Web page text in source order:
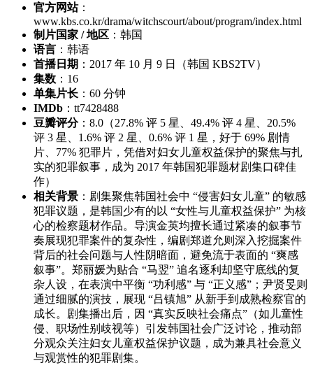
官方网站：
www.kbs.co.kr/drama/witchscourt/about/program/index.html
制片国家 / 地区 ：韩国
语言 ：韩语
首播日期 ：2017 年 10 月 9 日（韩国 KBS2TV）
集数 ：16
单集片长 ：60 分钟
IMDb ：tt7428488
豆瓣评分：8.0（27.8% 评 5 星、49.4% 评 4 星、20.5%
评 3 星、1.6% 评 2 星、0.6% 评 1 星，好于 69% 剧情
片、77% 犯罪片，凭借对妇女儿童权益保护的聚焦与扎
实的犯罪叙事，成为 2017 年韩国犯罪题材剧集口碑佳
作）
相关背景 ：剧集聚焦韩国社会中 “侵害妇女儿童” 的敏感
犯罪议题，是韩国少有的以 “女性与儿童权益保护” 为核
心的检察题材作品。导演金英均擅长通过紧凑的叙事节
奏展现犯罪案件的复杂性，编剧郑道允则深入挖掘案件
背后的社会问题与人性阴暗面，避免流于表面的 “爽感
叙事”。郑丽媛为贴合 “马翌” 追名逐利却坚守底线的复
杂人设，在表演中平衡 “功利感” 与 “正义感”；尹贤旻则
通过细腻的演技，展现 “吕镇旭” 从新手到成熟检察官的
成长。剧集播出后，因 “真实反映社会痛点”（如儿童性
侵、职场性别歧视等）引发韩国社会广泛讨论，推动部
分观众关注妇女儿童权益保护议题，成为兼具社会意义
与观赏性的犯罪剧集。